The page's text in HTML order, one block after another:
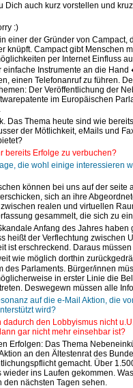
Dich auch kurz vorstellen und
:)
einer der Gründer von
knüpft. Campact gibt Menschen
per Internet Einfluss
einfache Instrumente an die
einen Telefonanruf zu führen.
Der Veröffentlichung der
im Europäischen
Das Thema heute sind wie
der Mötlichkeit, eMails und
bereits Erfolge zu verbuchen?
die wohl einige interessieren
können bei uns auf der seite
sich an ihre
realen und virtuellen
gesammelt, die sich zu
Anfang des Jahres
heißt der Verflechtung zwischen
ist erschreckend. Daraus
wie möglich dorthin
des Parlaments. Bürger/innen
in erster Linie die
Deswegewn müssen alle
auf die e-Mail Aktion, die
wird?
dadurch den Lobbyismus nicht
gar nicht mehr einsehbar ist?
Erfolgen: Das Thema
an den Ältestenrat des
gemacht. Über
wieder ins Laufen gekommen.
den nächsten Tagen sehen.